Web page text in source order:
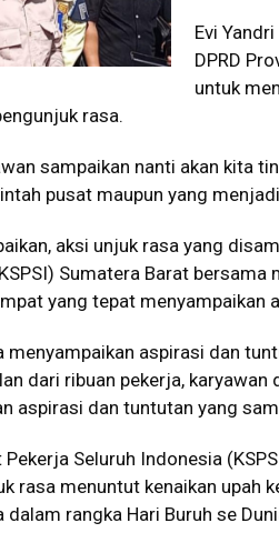
Evi
DPRD
untuk
rasa.
sampaikan nanti akan kita
pusat maupun yang
aksi unjuk rasa yang
Sumatera Barat bersama
yang tepat menyampaikan
menyampaikan aspirasi dan
dari ribuan pekerja,
aspirasi dan tuntutan yang
Seluruh Indonesia
rasa menuntut kenaikan upah
rangka Hari Buruh se